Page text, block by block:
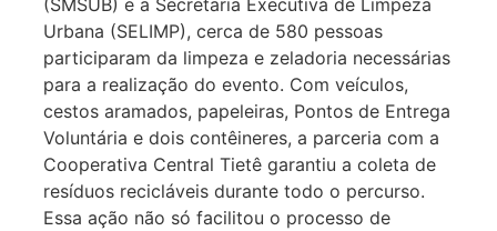
Urbana (SELIMP), cerca de 580 pessoas
participaram da limpeza e zeladoria necessárias
para a realização do evento. Com veículos,
cestos aramados, papeleiras, Pontos de Entrega
Voluntária e dois contêineres, a parceria com a
Cooperativa Central Tietê garantiu a coleta de
resíduos recicláveis durante todo o percurso.
Essa ação não só facilitou o processo de